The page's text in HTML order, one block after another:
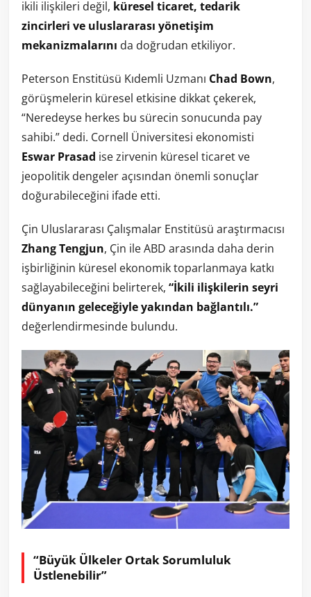
ikili ilişkileri değil, küresel ticaret, tedarik
zincirleri ve uluslararası yönetişim
mekanizmalarını da doğrudan etkiliyor.
Peterson Enstitüsü Kıdemli Uzmanı Chad Bown,
görüşmelerin küresel etkisine dikkat çekerek,
“Neredeyse herkes bu sürecin sonucunda pay
sahibi.” dedi. Cornell Üniversitesi ekonomisti
Eswar Prasad ise zirvenin küresel ticaret ve
jeopolitik dengeler açısından önemli sonuçlar
doğurabileceğini ifade etti.
Çin Uluslararası Çalışmalar Enstitüsü araştırmacısı
Zhang Tengjun, Çin ile ABD arasında daha derin
işbirliğinin küresel ekonomik toparlanmaya katkı
sağlayabileceğini belirterek, “İkili ilişkilerin seyri
dünyanın geleceğiyle yakından bağlantılı.”
değerlendirmesinde bulundu.
“Büyük Ülkeler Ortak Sorumluluk
Üstlenebilir”